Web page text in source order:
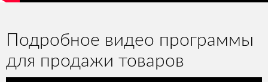
Подробное видео программы
для продажи товаров